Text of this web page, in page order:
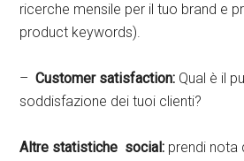
ricerche mensile per il tuo brand e
product keywords).
–Customer satisfaction: Qual è il
soddisfazione dei tuoi clienti?
Altre statistiche social: prendi nota